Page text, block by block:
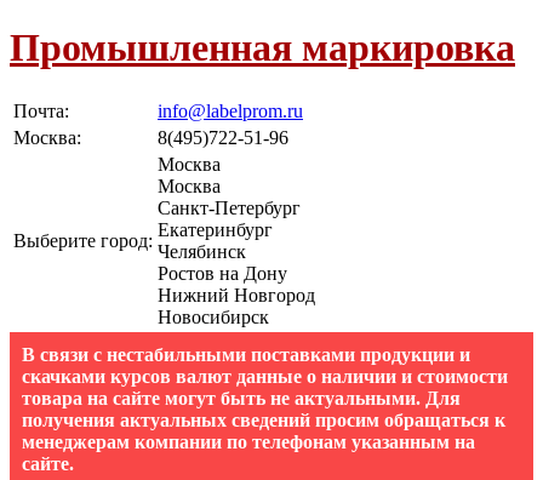
Промышленная маркировка
Почта:
info@labelprom.ru
Москва: 8(495)722-51-96
Выберите город:
Москва
Москва
Санкт-Петербург
Екатеринбург
Челябинск
Ростов на Дону
Нижний Новгород
Новосибирск
В связи с нестабильными поставками продукции и
скачками курсов валют данные о наличии и стоимости
товара на сайте могут быть не актуальными. Для
получения актуальных сведений просим обращаться к
менеджерам компании по телефонам указанным на
сайте.